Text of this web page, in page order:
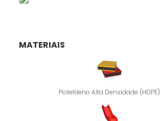
MATERIAIS
Polietileno Alta Densidade (HDPE)